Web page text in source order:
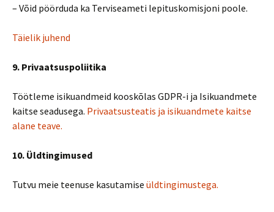
– Võid pöörduda ka Terviseameti lepituskomisjoni poole.
Täielik juhend
9. Privaatsuspoliitika
Töötleme isikuandmeid kooskõlas GDPR-i ja Isikuandmete
kaitse seadusega. Privaatsusteatis ja isikuandmete kaitse
alane teave.
10. Üldtingimused
Tutvu meie teenuse kasutamise üldtingimustega.